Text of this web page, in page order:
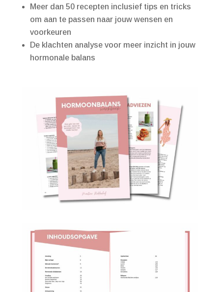
Meer dan 50 recepten inclusief tips en tricks
om aan te passen naar jouw wensen en
voorkeuren
De klachten analyse voor meer inzicht in jouw
hormonale balans